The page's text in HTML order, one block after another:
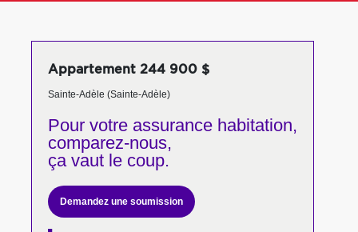
Appartement 244 900 $
Sainte-Adèle (Sainte-Adèle)
Pour votreassurance habitation,
comparez-nous,
ça vaut le coup.
Demandez une soumission